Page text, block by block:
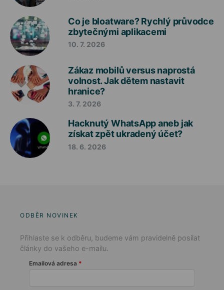
Co je bloatware? Rychlý průvodce
zbytečnými aplikacemi
10. 7. 2026
Zákaz mobilů versus naprostá
volnost. Jak dětem nastavit
hranice?
3. 7. 2026
Hacknutý WhatsApp aneb jak
získat zpět ukradený účet?
18. 6. 2026
ODBĚR NOVINEK
Přihlaste se k odběru, budeme vám pravidelně posílat
články do vašeho e-mailu.
Emailová adresa